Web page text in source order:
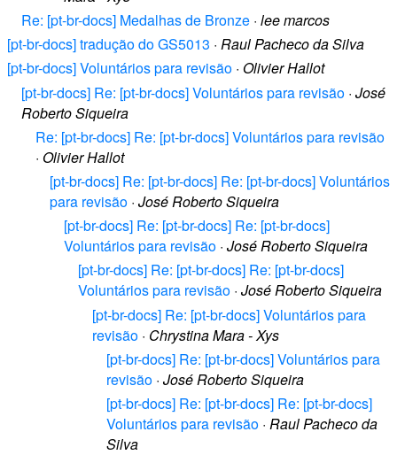
Re: [pt-br-docs] Medalhas de Bronze · lee marcos
[pt-br-docs] tradução do GS5013 · Raul Pacheco da Silva
[pt-br-docs] Voluntários para revisão · Olivier Hallot
[pt-br-docs] Re: [pt-br-docs] Voluntários para revisão · José
Roberto Siqueira
Re: [pt-br-docs] Re: [pt-br-docs] Voluntários para revisão
· Olivier Hallot
[pt-br-docs] Re: [pt-br-docs] Re: [pt-br-docs] Voluntários
para revisão · José Roberto Siqueira
[pt-br-docs] Re: [pt-br-docs] Re: [pt-br-docs]
Voluntários para revisão · José Roberto Siqueira
[pt-br-docs] Re: [pt-br-docs] Re: [pt-br-docs]
Voluntários para revisão · José Roberto Siqueira
[pt-br-docs] Re: [pt-br-docs] Voluntários para
revisão · Chrystina Mara - Xys
[pt-br-docs] Re: [pt-br-docs] Voluntários para
revisão · José Roberto Siqueira
[pt-br-docs] Re: [pt-br-docs] Re: [pt-br-docs]
Voluntários para revisão · Raul Pacheco da
Silva